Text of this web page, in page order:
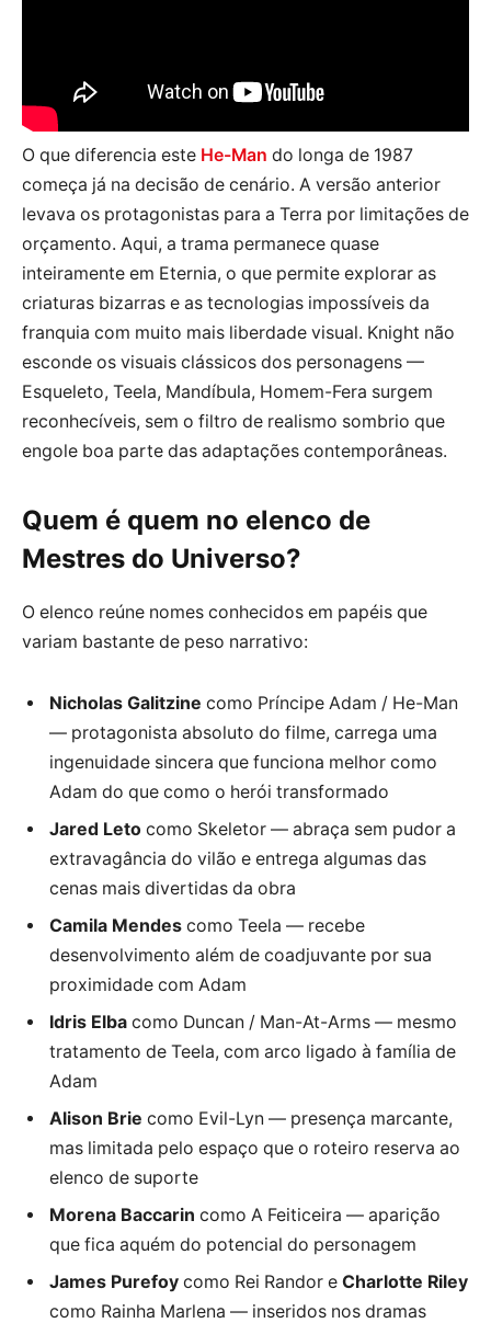
O que diferencia este He-Man do longa de 1987
começa já na decisão de cenário. A versão anterior
levava os protagonistas para a Terra por limitações de
orçamento. Aqui, a trama permanece quase
inteiramente em Eternia, o que permite explorar as
criaturas bizarras e as tecnologias impossíveis da
franquia com muito mais liberdade visual. Knight não
esconde os visuais clássicos dos personagens —
Esqueleto, Teela, Mandíbula, Homem-Fera surgem
reconhecíveis, sem o filtro de realismo sombrio que
engole boa parte das adaptações contemporâneas.
Quem é quem no elenco de
Mestres do Universo?
O elenco reúne nomes conhecidos em papéis que
variam bastante de peso narrativo:
Nicholas Galitzine como Príncipe Adam / He-Man
— protagonista absoluto do filme, carrega uma
ingenuidade sincera que funciona melhor como
Adam do que como o herói transformado
Jared Leto como Skeletor — abraça sem pudor a
extravagância do vilão e entrega algumas das
cenas mais divertidas da obra
Camila Mendes como Teela — recebe
desenvolvimento além de coadjuvante por sua
proximidade com Adam
Idris Elba como Duncan / Man-At-Arms — mesmo
tratamento de Teela, com arco ligado à família de
Adam
Alison Brie como Evil-Lyn — presença marcante,
mas limitada pelo espaço que o roteiro reserva ao
elenco de suporte
Morena Baccarin como A Feiticeira — aparição
que fica aquém do potencial do personagem
James Purefoy como Rei Randor e Charlotte Riley
como Rainha Marlena — inseridos nos dramas